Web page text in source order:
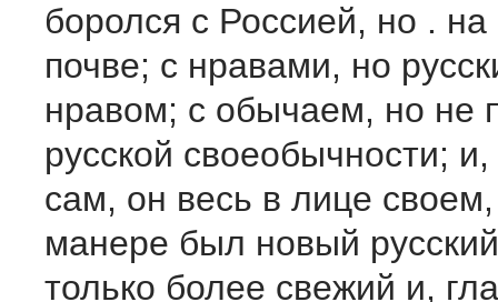
боролся с Россией, но . на
почве; с нравами, но
нравом; с обычаем, но не
русской своеобычности;
сам, он весь в лице
манере был новый
только более свежий и,